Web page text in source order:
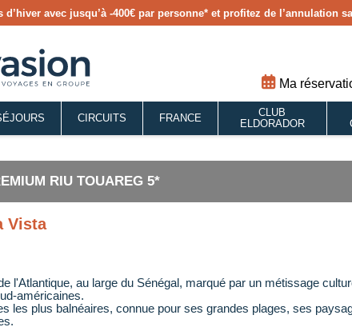
d’hiver avec jusqu’à -400€ par personne* et profitez de l’annulation
Ma
CIRCUITS FRANCE
CLUB
ELDORADOR
RIU TOUAREG 5*
Vista
l'Atlantique, au large du Sénégal, marqué par un métissage
américaines.
les plus balnéaires, connue pour ses grandes plages, ses